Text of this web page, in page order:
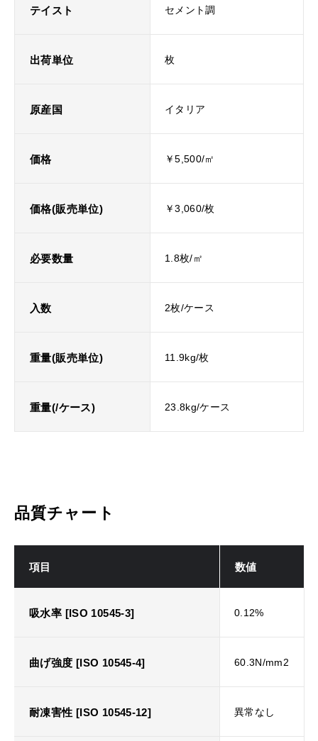
テイスト セメント調
出荷単位 枚
原産国 イタリア
価格 ￥5,500/㎡
価格(販売単位) ￥3,060/枚
必要数量 1.8枚/㎡
入数 2枚/ケース
重量(販売単位) 11.9kg/枚
重量(/ケース) 23.8kg/ケース
品質チャート
項目 数値
吸水率 [ISO 10545-3] 0.12%
曲げ強度 [ISO 10545-4] 60.3N/mm2
耐凍害性 [ISO 10545-12] 異常なし